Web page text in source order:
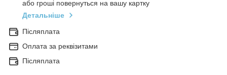
або гроші повернуться на вашу картку
Детальніше
Післяплата
Оплата за реквізитами
Післяплата